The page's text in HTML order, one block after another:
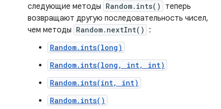
следующие методы Random.ints()
теперь
возвращают другую последовательность чисел,
чем методы Random.nextInt() :
Random.ints(long)
Random.ints(long, int, int)
Random.ints(int, int)
Random.ints()